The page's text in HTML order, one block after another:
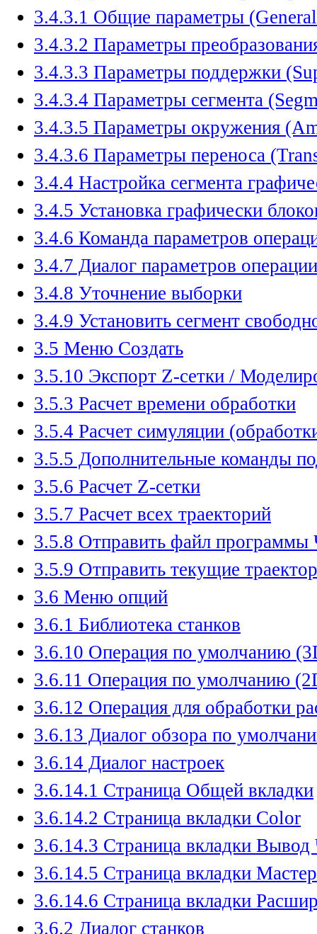
3.4.3.1 Общие параметры
3.4.3.2 Параметры
3.4.3.3 Параметры поддержки
3.4.3.4 Параметры сегмента
3.4.3.5 Параметры окружения
3.4.3.6 Параметры переноса
3.4.4 Настройка сегмента
3.4.5 Установка графически
3.4.6 Команда параметров
3.4.7 Диалог параметров операции
3.4.8 Уточнение выборки
3.4.9 Установить сегмент
3.5 Меню Создать
3.5.10 Экспорт Z-сетки /
3.5.3 Расчет времени обработки
3.5.4 Расчет симуляции
3.5.5 Дополнительные команды
3.5.6 Расчет Z-сетки
3.5.7 Расчет всех траекторий
3.5.8 Отправить файл
3.5.9 Отправить текущие
3.6 Меню опций
3.6.1 Библиотека станков
3.6.10 Операция по умолчанию
3.6.11 Операция по умолчанию
3.6.12 Операция для обработки
3.6.13 Диалог обзора по
3.6.14 Диалог настроек
3.6.14.1 Страница Общей вкладки
3.6.14.2 Страница вкладки Color
3.6.14.3 Страница вкладки
3.6.14.5 Страница вкладки
3.6.14.6 Страница вкладки
3.6.2 Диалог станков